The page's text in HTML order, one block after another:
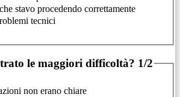
stavo procedendo correttamente
tecnici
le maggiori difficoltà? 1/2
non erano chiare